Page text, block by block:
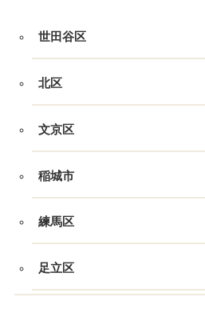
世田谷区
北区
文京区
稲城市
練馬区
足立区